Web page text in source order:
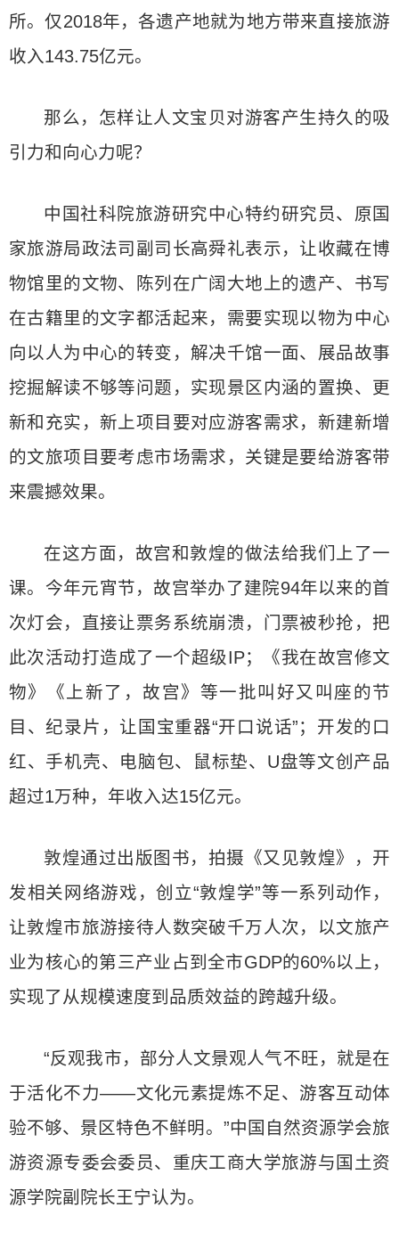
所。仅2018年，各遗产地就为地方带来直接旅游
收入143.75亿元。
那么，怎样让人文宝贝对游客产生持久的吸
引力和向心力呢？
中国社科院旅游研究中心特约研究员、原国
家旅游局政法司副司长高舜礼表示，让收藏在博
物馆里的文物、陈列在广阔大地上的遗产、书写
在古籍里的文字都活起来，需要实现以物为中心
向以人为中心的转变，解决千馆一面、展品故事
挖掘解读不够等问题，实现景区内涵的置换、更
新和充实，新上项目要对应游客需求，新建新增
的文旅项目要考虑市场需求，关键是要给游客带
来震撼效果。
在这方面，故宫和敦煌的做法给我们上了一
课。今年元宵节，故宫举办了建院94年以来的首
次灯会，直接让票务系统崩溃，门票被秒抢，把
此次活动打造成了一个超级IP；《我在故宫修文
物》《上新了，故宫》等一批叫好又叫座的节
目、纪录片，让国宝重器“开口说话”；开发的口
红、手机壳、电脑包、鼠标垫、U盘等文创产品
超过1万种，年收入达15亿元。
敦煌通过出版图书，拍摄《又见敦煌》，开
发相关网络游戏，创立“敦煌学”等一系列动作，
让敦煌市旅游接待人数突破千万人次，以文旅产
业为核心的第三产业占到全市GDP的60%以上，
实现了从规模速度到品质效益的跨越升级。
“反观我市，部分人文景观人气不旺，就是在
于活化不力——文化元素提炼不足、游客互动体
验不够、景区特色不鲜明。”中国自然资源学会旅
游资源专委会委员、重庆工商大学旅游与国土资
源学院副院长王宁认为。